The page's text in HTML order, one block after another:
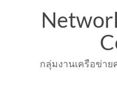
กลุ่มงานเครือข่าย